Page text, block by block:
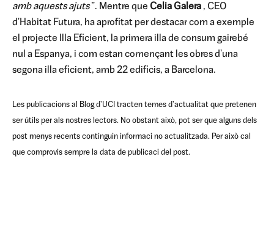
amb aquests ajuts”. Mentre que Celia Galera , CEO
d'Habitat Futura, ha aprofitat per destacar com a exemple
el projecte Illa Eficient, la primera illa de consum gairebé
nul a Espanya, i com estan començant les obres d'una
segona illa eficient, amb 22 edificis, a Barcelona.
Les publicacions al Blog d'UCI tracten temes d'actualitat que pretenen
ser útils per als nostres lectors. No obstant això, pot ser que alguns dels
post menys recents continguin informaci no actualitzada. Per això cal
que comprovis sempre la data de publicaci del post.